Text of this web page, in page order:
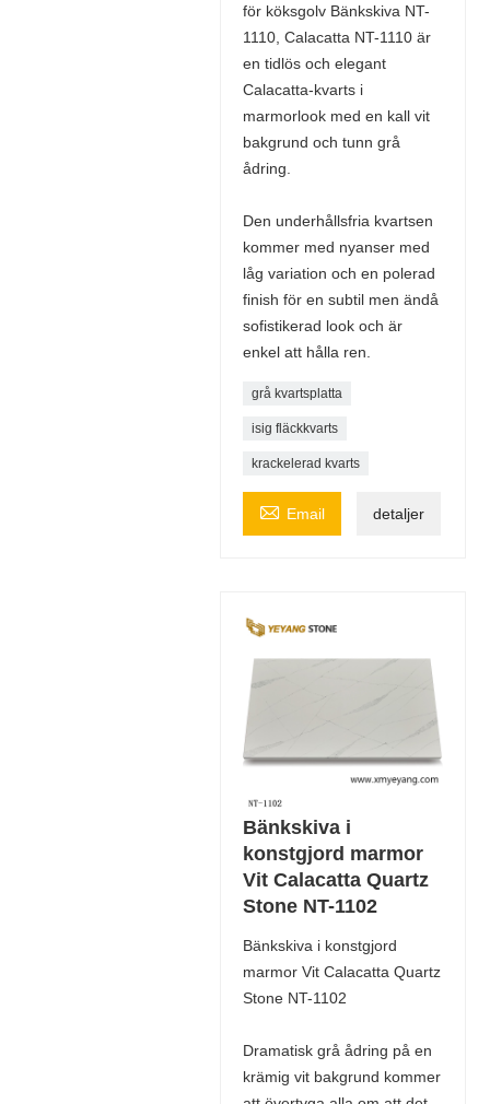
för köksgolv Bänkskiva NT-
1110, Calacatta NT-1110 är
en tidlös och elegant
Calacatta-kvarts i
marmorlook med en kall vit
bakgrund och tunn grå
ådring.
Den underhållsfria kvartsen
kommer med nyanser med
låg variation och en polerad
finish för en subtil men ändå
sofistikerad look och är
enkel att hålla ren.
grå kvartsplatta
isig fläckkvarts
krackelerad kvarts
 Email detaljer
Bänkskiva i
konstgjord marmor
Vit Calacatta Quartz
Stone NT-1102
Bänkskiva i konstgjord
marmor Vit Calacatta Quartz
Stone NT-1102
Dramatisk grå ådring på en
krämig vit bakgrund kommer